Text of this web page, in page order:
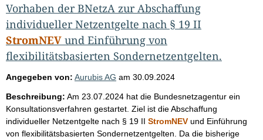
Vorhaben der BNetzA zur Abschaffung
individueller Netzentgelte nach § 19 II
StromNEV und Einführung von
flexibilitätsbasierten Sondernetzentgelten.
Angegeben von: Aurubis AG am 30.09.2024
Beschreibung: Am 23.07.2024 hat die Bundesnetzagentur ein
Konsultationsverfahren gestartet. Ziel ist die Abschaffung
individueller Netzentgelte nach § 19 II StromNEV und Einführung
von flexibilitätsbasierten Sondernetzentgelten. Da die bisherige